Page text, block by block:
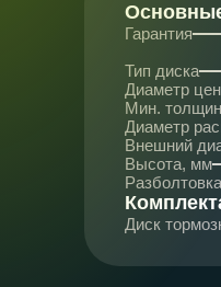
Гарантия
Тип диска
Диаметр
Мин.
Диаметр
Внешний
Высота, мм
Диск